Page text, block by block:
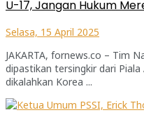
U-17, Jangan Hukum
Selasa, 15 April 2025
JAKARTA, fornews.co – Tim
dipastikan tersingkir dari Piala
dikalahkan Korea ...